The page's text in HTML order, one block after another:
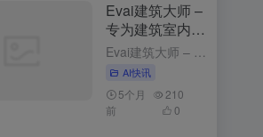
Evai建筑大师 –
专为建筑室内行
业的云端AI创作
平台
Evai建筑大师 – 专为建筑室内行业的云端AI创作平台 2个月前更新 Evai建筑大师是什么 Evai 建筑大师（OpenEvai）是专为建筑师、室内设计师和景观规划师打造的云端 AI 创作平台。通...
AI快讯
5个月
前
210
0